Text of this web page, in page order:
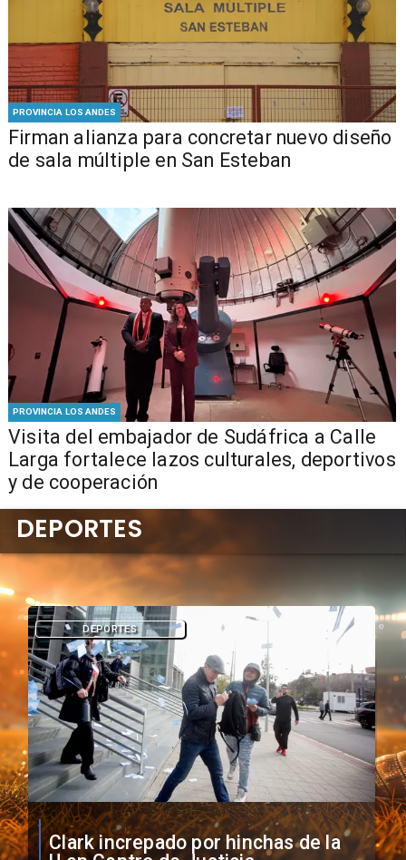
PROVINCIA LOS ANDES
​​Firman alianza para concretar nuevo diseño
de sala múltiple en San Esteban
PROVINCIA LOS ANDES
​Visita del embajador de Sudáfrica a Calle
Larga fortalece lazos culturales, deportivos
y de cooperación
Vozinha firma contrato con Colo
DEPORTES
DEPORTES